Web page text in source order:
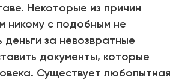
Некоторые из причин
никому с подобным не
деньги за невозвратные
документы, которые
Существует любопытная